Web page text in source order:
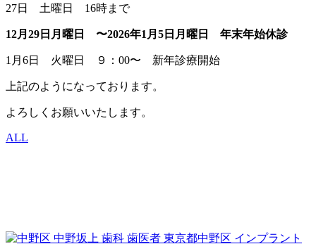
27日 土曜日 16時まで
12月29日月曜日 〜2026年1月5日月曜日 年末年始休診
1月6日 火曜日 ９：00〜 新年診療開始
上記のようになっております。
よろしくお願いいたします。
ALL